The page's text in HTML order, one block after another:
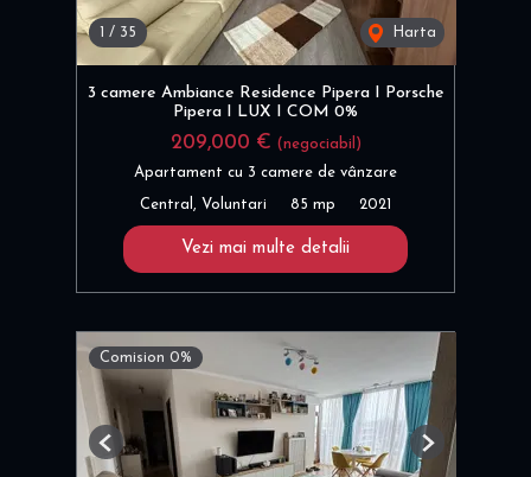
/ 35 Harta
3 camere Ambiance Residence Pipera I Porsche
Pipera I LUX I COM 0%
209,000 € (negociabil)
Apartament cu 3 camere de vânzare
Central, Voluntari 85 mp 2021
Vezi mai multe detalii
Comision 0%
Previous Next